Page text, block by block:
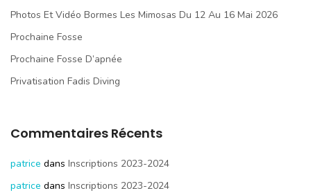
Photos Et Vidéo Bormes Les Mimosas Du 12 Au 16 Mai 2026
Prochaine Fosse
Prochaine Fosse D’apnée
Privatisation Fadis Diving
Commentaires Récents
patrice dans Inscriptions 2023-2024
patrice dans Inscriptions 2023-2024